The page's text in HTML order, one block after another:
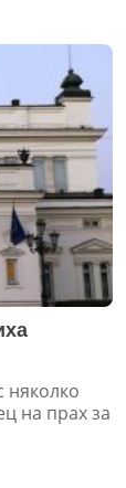
няколко
на прах за